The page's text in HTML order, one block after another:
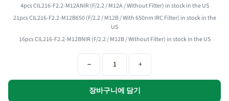
4pcs CIL216-F2.2-M12ANIR (F/2.2 / M12A / Without Filter) in stock in the US
21pcs CIL216-F2.2-M12B650 (F/2.2 / M12B / With 650nm IRC Filter) in stock in the
US
16pcs CIL216-F2.2-M12BNIR (F/2.2 / M12B / Without Filter) in stock in the US
− +
장바구니에 담기